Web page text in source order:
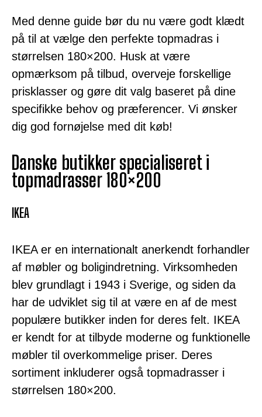
Med denne guide bør du nu være godt klædt
på til at vælge den perfekte topmadras i
størrelsen 180×200. Husk at være
opmærksom på tilbud, overveje forskellige
prisklasser og gøre dit valg baseret på dine
specifikke behov og præferencer. Vi ønsker
dig god fornøjelse med dit køb!
Danske butikker specialiseret i
topmadrasser 180×200
IKEA
IKEA er en internationalt anerkendt forhandler
af møbler og boligindretning. Virksomheden
blev grundlagt i 1943 i Sverige, og siden da
har de udviklet sig til at være en af de mest
populære butikker inden for deres felt. IKEA
er kendt for at tilbyde moderne og funktionelle
møbler til overkommelige priser. Deres
sortiment inkluderer også topmadrasser i
størrelsen 180×200.